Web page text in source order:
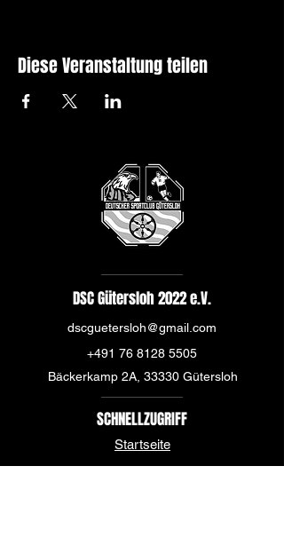
Diese Veranstaltung teilen
DSC Gütersloh 2022 e.V.
dscguetersloh@gmail.com
+491 76 8128 5505
Bäckerkamp 2A, 33330 Gütersloh
SCHNELLZUGRIFF
Startseite